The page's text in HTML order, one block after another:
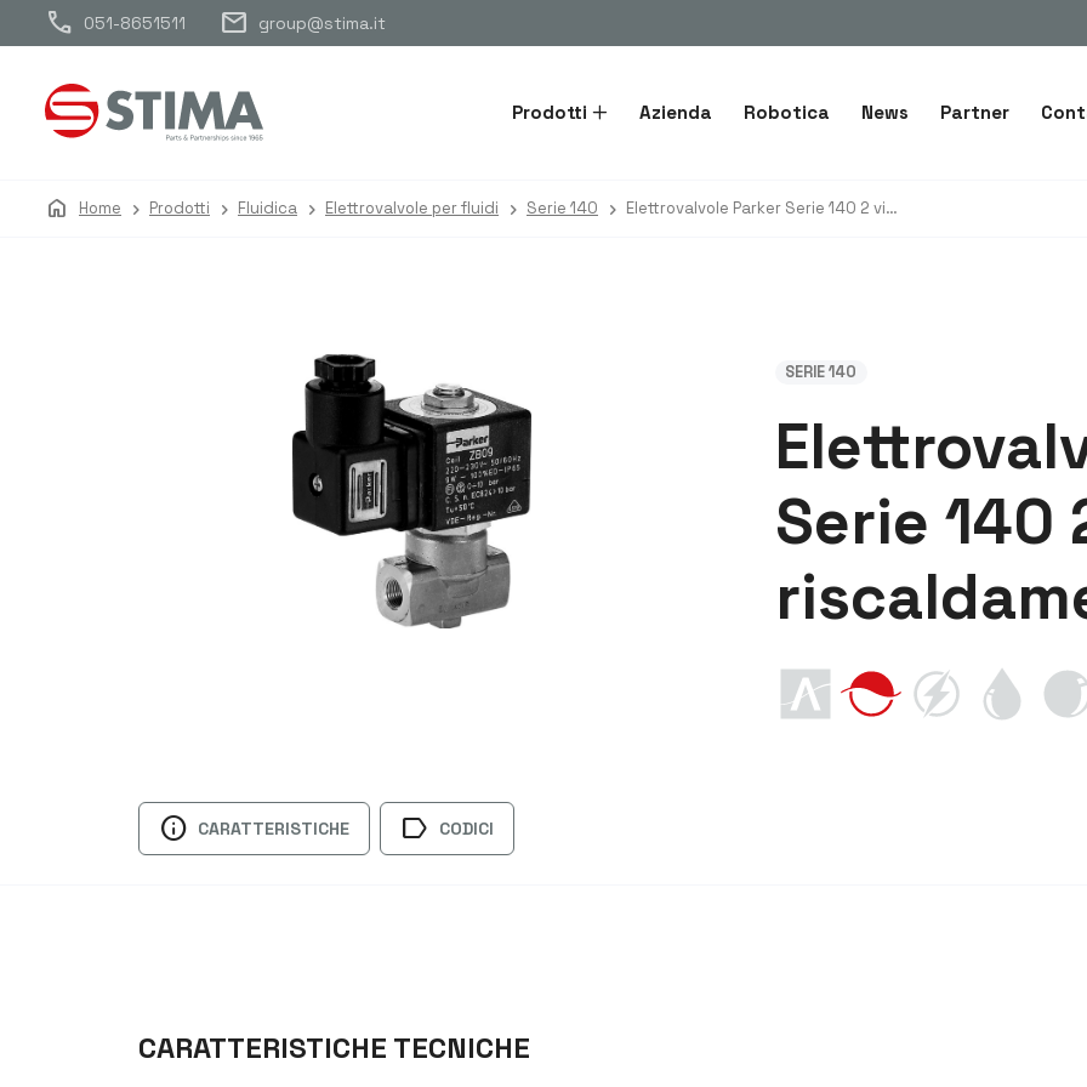
call 051-8651511 mail group@stima.it
Prodotti Azienda Robotica News Partner
home Home Prodotti Fluidica Elettrovalvole per fluidi Serie 140 Elettrovalvole Parker Serie 140 2 vie NC per riscaldamento
SERIE 140
Serie 140
info CARATTERISTICHE label CODICI
CARATTERISTICHE TECNICHE